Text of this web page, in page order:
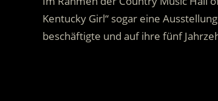
Kentucky Girl“ sogar eine
beschäftigte und auf ihre fünf